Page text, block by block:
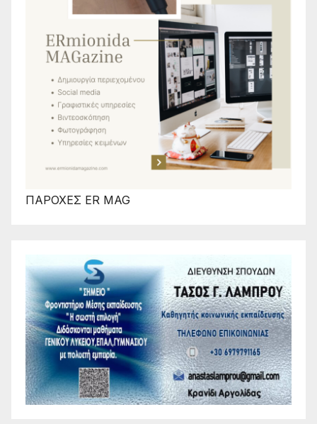
ΠΑΡΟΧΕΣ ER MAG